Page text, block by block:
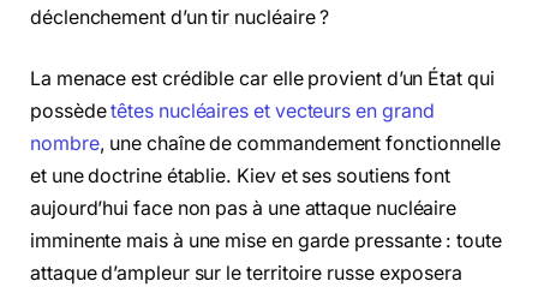
déclenchement d’un tir nucléaire ?
La menace est crédible car elle provient d’un État qui
possèdetêtes nucléaires et vecteurs en grand
nombre, une chaîne de commandement fonctionnelle
et une doctrine établie. Kiev et ses soutiens font
aujourd’hui face non pas à une attaque nucléaire
imminente mais à une mise en garde pressante : toute
attaque d’ampleur sur le territoire russe exposera